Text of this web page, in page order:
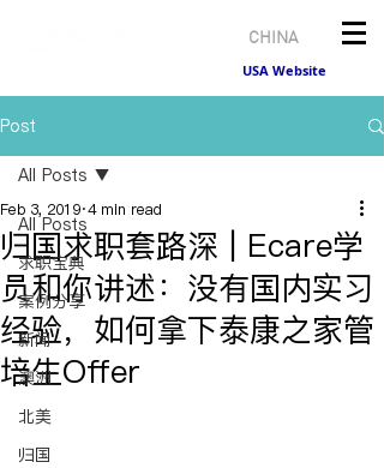
CHINA
USA Website
Post
All Posts
求职宝典
案例分享
新闻
澳洲
北美
归国
All Posts
归国求职套路深 | Ecare学
员和你讲述：没有国内实习
经验，如何拿下泰康之家管
培生Offer
Feb 3, 2019 4 min read